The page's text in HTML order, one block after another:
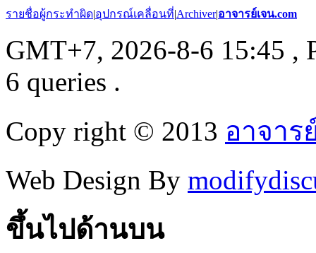
รายชื่อผู้กระทำผิด|อุปกรณ์เคลื่อนที่|Archiver|อาจารย์เจน.com
GMT+7, 2026-8-6 15:45 ,
6 queries .
Copy right © 2013 อาจาร
Web Design By
ขึ้นไปด้านบน